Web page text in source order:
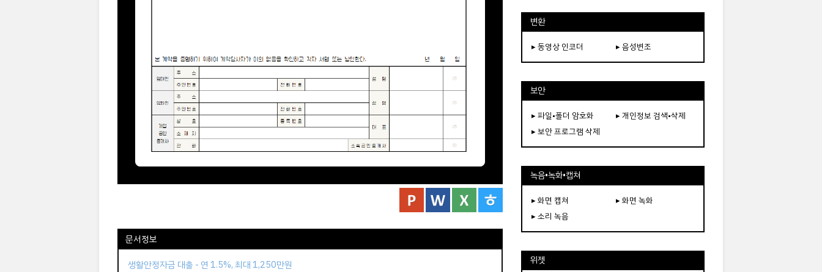
문서정보
생활안정자금 대출 - 연 1.5%, 최대 1,250만원
변환
▸ 동영상 인코더 ▸ 음성변조
보안
▸ 파일•폴더 암호화
▸ 개인정보 검색•삭제
▸ 보안 프로그램 삭제
녹음•녹화•캡쳐
▸ 화면 캡쳐
▸ 화면 녹화
▸ 소리 녹음
위젯